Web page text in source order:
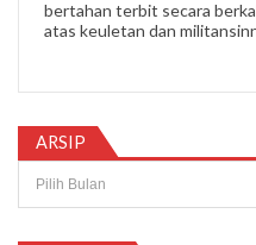
bertahan terbit secara
atas keuletan dan
ARSIP